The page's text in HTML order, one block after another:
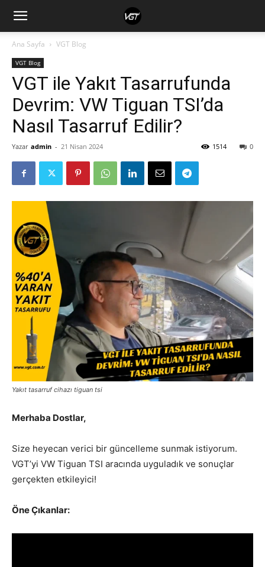
Ana Sayfa VGT Blog
VGT Blog
VGT ile Yakıt Tasarrufunda
Devrim: VW Tiguan TSI’da
Nasıl Tasarruf Edilir?
Yazar admin - 21 Nisan 2024 0
1514
Yakıt tasarruf cihazı tiguan tsi
Merhaba Dostlar,
Size heyecan verici bir güncelleme sunmak istiyorum.
VGT’yi VW Tiguan TSI aracında uyguladık ve sonuçlar
gerçekten etkileyici!
Öne Çıkanlar: